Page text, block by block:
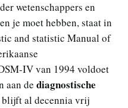
wetenschappers en
je moet hebben, staat in
and statistic Manual of
IV van 1994 voldoet
aan de diagnostische
al decennia vrij